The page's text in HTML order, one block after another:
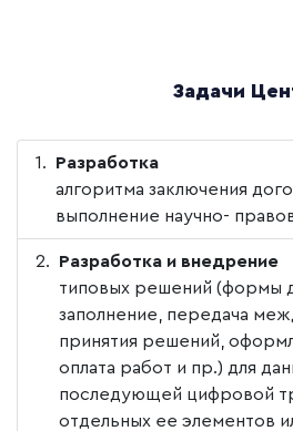
Задачи
Разработка
алгоритма заключения
выполнение научно-
Разработка и внедрение
типовых решений (формы
заполнение, передача
принятия решений,
оплата работ и пр.) для
последующей цифровой
отдельных ее элементов